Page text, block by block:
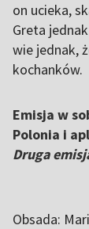
on ucieka,
Greta
wie jednak,
kochanków.
Emisja w
Polonia i
Druga
Obsada: